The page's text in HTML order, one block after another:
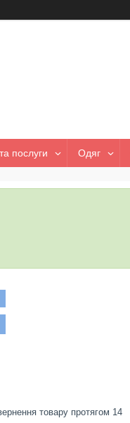
послуги Одяг
товару протягом 14